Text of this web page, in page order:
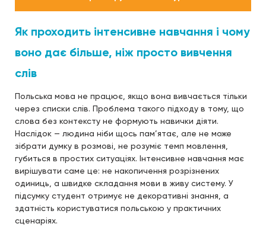
Як проходить інтенсивне навчання і чому
воно дає більше, ніж просто вивчення
слів
Польська мова не працює, якщо вона вивчається тільки
через списки слів. Проблема такого підходу в тому, що
слова без контексту не формують навички діяти.
Наслідок — людина ніби щось пам’ятає, але не може
зібрати думку в розмові, не розуміє темп мовлення,
губиться в простих ситуаціях. Інтенсивне навчання має
вирішувати саме це: не накопичення розрізнених
одиниць, а швидке складання мови в живу систему. У
підсумку студент отримує не декоративні знання, а
здатність користуватися польською у практичних
сценаріях.